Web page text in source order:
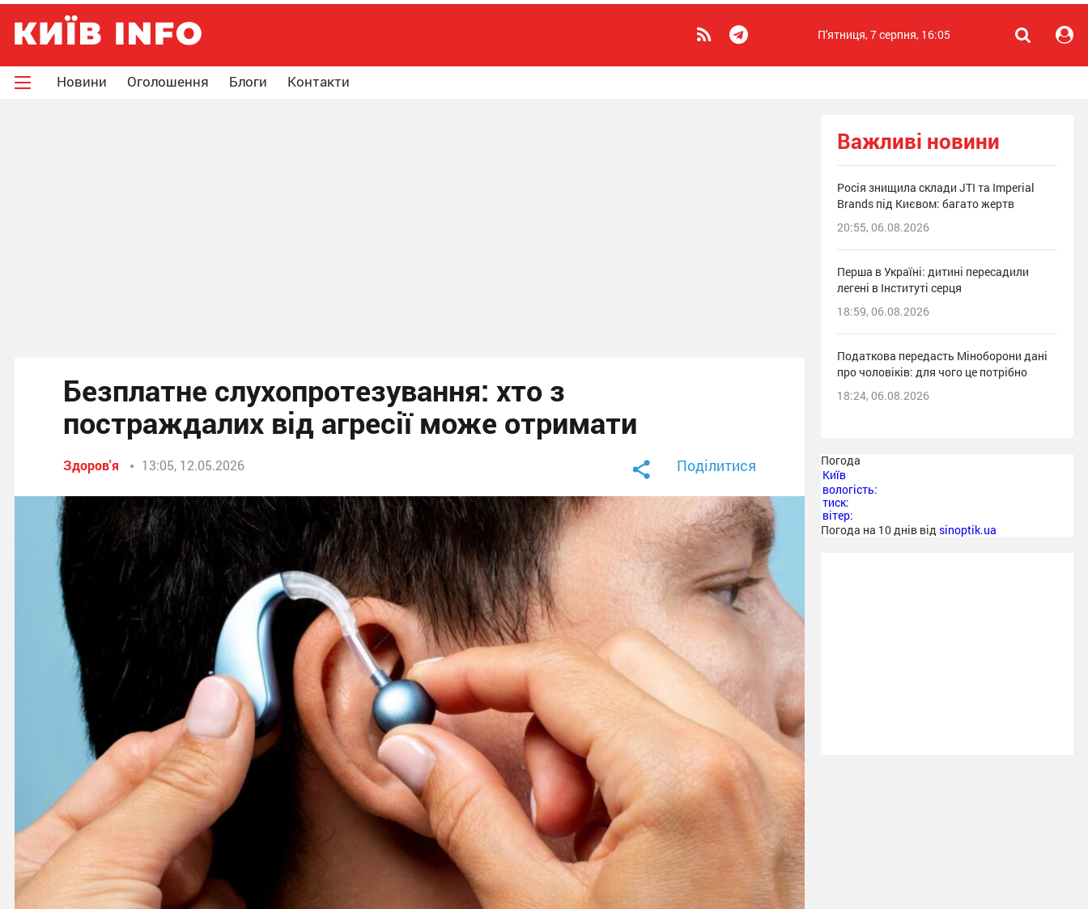
П'ятниця, 7 серпня, 16:05
Новини Оголошення Блоги Контакти
Безплатне слухопротезування: хто з
постраждалих від агресії може отримати
Здоров'я 13:05, 12.05.2026 Поділитися
Важливі новини
Росія знищила склади JTI та Imperial
Brands під Києвом: багато жертв
20:55, 06.08.2026
Перша в Україні: дитині пересадили
легені в Інституті серця
18:59, 06.08.2026
Податкова передасть Міноборони дані
про чоловіків: для чого це потрібно
18:24, 06.08.2026
Погода
Київ
вологість:
тиск:
вітер:
Погода на 10 днів від sinoptik.ua